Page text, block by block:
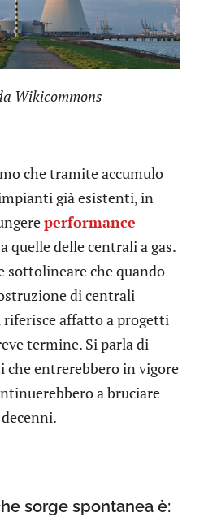
Wikicommons
che tramite accumulo
già esistenti, in
performance
a quelle delle centrali a gas.
sottolineare che quando
di centrali
affatto a progetti
termine. Si parla di
che entrerebbero in vigore
a bruciare
sorge spontanea è: